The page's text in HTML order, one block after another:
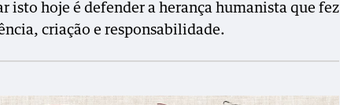
isto hoje é defender a herança humanista que fez
criação e responsabilidade.